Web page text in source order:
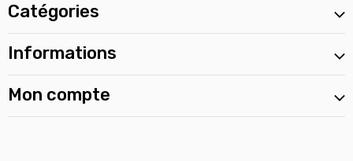
Catégories
Informations
Mon compte